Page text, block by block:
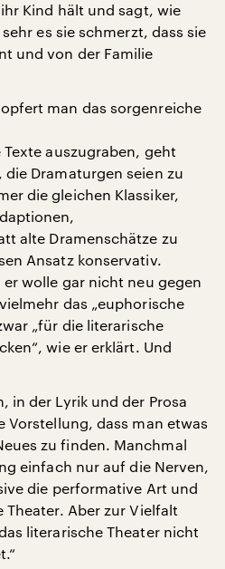
Kind hält und sagt, wie
es sie schmerzt, dass sie
und von der Familie
man das sorgenreiche
Texte auszugraben, geht
Dramaturgen seien zu
die gleichen Klassiker,
alte Dramenschätze zu
Ansatz konservativ.
wolle gar nicht neu gegen
das „euphorische
„für die literarische
wie er erklärt. Und
in der Lyrik und der Prosa
Vorstellung, dass man etwas
zu finden. Manchmal
einfach nur auf die Nerven,
die performative Art und
Theater. Aber zur Vielfalt
literarische Theater nicht